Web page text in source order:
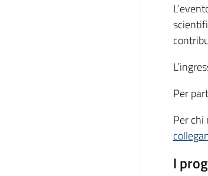
Per
Per chi
I